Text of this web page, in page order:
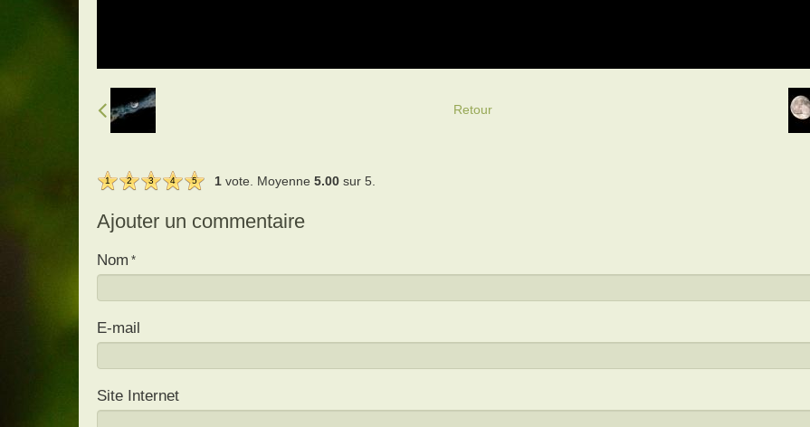
Retour
1 2 3 4 5 1 vote. Moyenne 5.00 sur 5.
Ajouter un commentaire
Nom
E-mail
Site Internet